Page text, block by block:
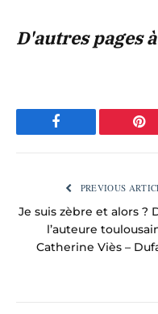
D'autres pages
Facebook
PREVIOUS
Je suis zèbre et alors ?
l’auteure
Catherine Viès –